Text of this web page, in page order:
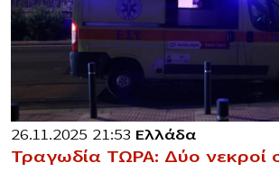
26.11.2025 21:53 Ελλάδα
Τραγωδία ΤΩΡΑ: Δύο νεκροί